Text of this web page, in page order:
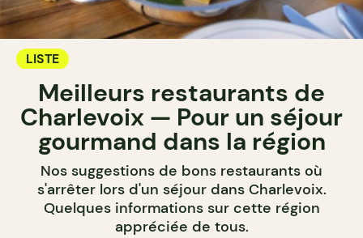
LISTE
Meilleurs restaurants de
Charlevoix — Pour un séjour
gourmand dans la région
Nos suggestions de bons restaurants où
s'arrêter lors d'un séjour dans Charlevoix.
Quelques informations sur cette région
appréciée de tous.